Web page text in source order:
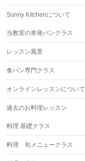
Sunny Kitchenについて
当教室の単発パンクラス
レッスン風景
食パン専門クラス
オンラインレッスンについて
過去のお料理レッスン
料理 基礎クラス
料理 旬メニュークラス